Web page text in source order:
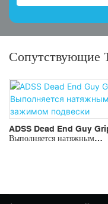
Сопутствующие
ADSS Dead End Guy
Выполняется натяжным